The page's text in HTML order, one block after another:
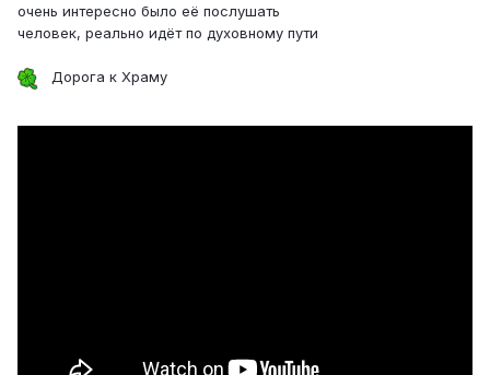
очень интересно было её послушать
человек, реально идёт по духовному пути
Дорога к Храму